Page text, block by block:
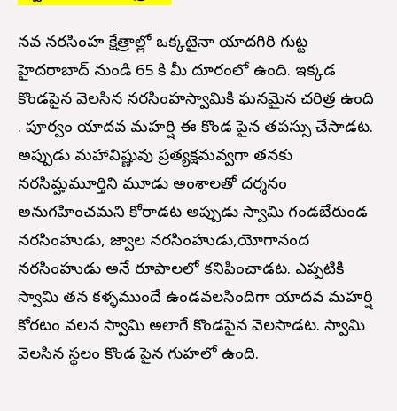
నవ నరసింహ క్షేత్రాల్లో ఒక్కటైనా యాదగిరి గుట్ట
హైదరాబాద్ నుండి 65 కి మీ దూరంలో ఉంది. ఇక్కడ
కొండపైన వెలసిన నరసింహస్వామికి ఘనమైన చరిత్ర ఉంది
. పూర్వం యాదవ మహర్షి ఈ కొండ పైన తపస్సు చేసాడట.
అప్పుడు మహావిష్ణువు ప్రత్యక్షమవ్వగా తనకు
నరసిమ్హమూర్తిని మూడు అంశాలతో దర్శనం
అనుగ్రహించమని కోరాడట అప్పుడు స్వామి గండబేరుండ
నరసింహుడు, జ్వాల నరసింహుడు,యోగానంద
నరసింహుడు అనే రూపాలలో కనిపించాడట. ఎప్పటికి
స్వామి తన కళ్ళముందే ఉండవలసిందిగా యాదవ మహర్షి
కోరటం వలన స్వామి అలాగే కొండపైన వెలసాడట. స్వామి
వెలసిన స్థలం కొండ పైన గుహలో ఉంది.